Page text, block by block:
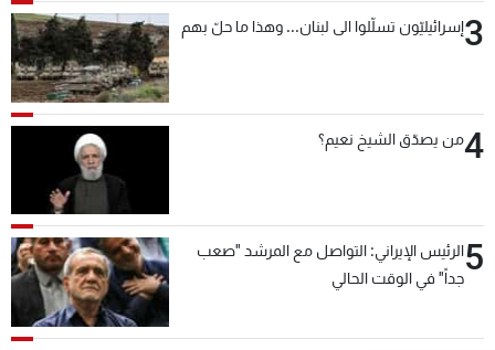
3إسرائيليّون تسلّلوا الى لبنان... وهذا ما حلّ بهم
4من يصدّق الشيخ نعيم؟
5الرئيس الإيراني: التواصل مع المرشد "صعب
جداً" في الوقت الحالي